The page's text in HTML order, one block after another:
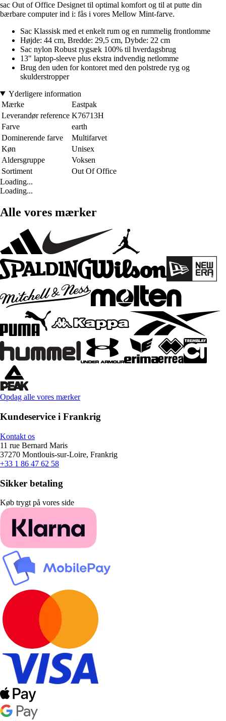
sac Out of Office Designet til optimal komfort og til at putte din
bærbare computer ind i: fås i vores Mellow Mint-farve.
Sac Klassisk med et enkelt rum og en rummelig frontlomme
Højde: 44 cm, Bredde: 29,5 cm, Dybde: 22 cm
Sac nylon Robust rygsæk 100% til hverdagsbrug
13" laptop-sleeve plus ekstra indvendig netlomme
Brug den uden for kontoret med den polstrede ryg og
skulderstropper
Yderligere information
Mærke
Eastpak
Leverandør reference K76713H
Farve
earth
Dominerende farve
Multifarvet
Køn
Unisex
Aldersgruppe
Voksen
Sortiment
Out Of Office
Loading...
Loading...
Alle vores mærker
Opdag alle vores mærker
Kundeservice i Frankrig
Kontakt os
11 rue Bernard Maris
37270 Montlouis-sur-Loire, Frankrig
+33 1 86 47 62 58
Sikker betaling
Køb trygt på vores side